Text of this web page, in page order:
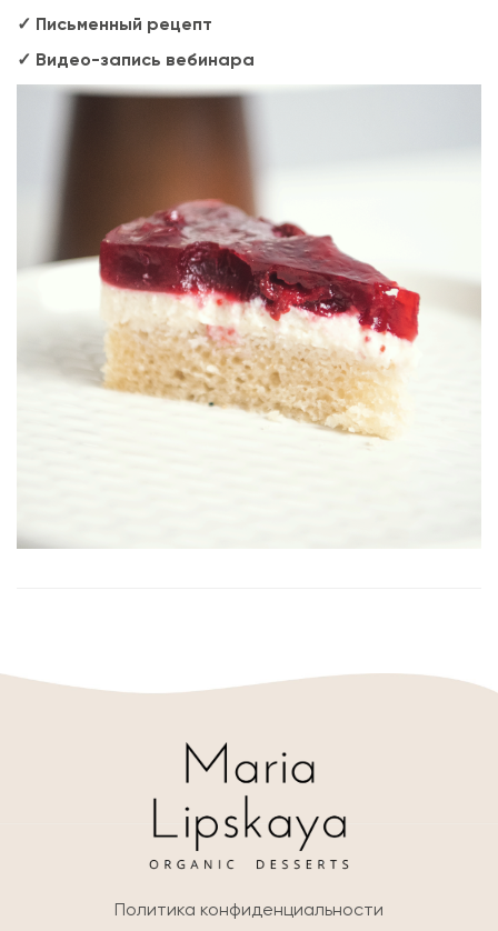
✓ Письменный рецепт
✓ Видео-запись вебинара
Политика конфиденциальности